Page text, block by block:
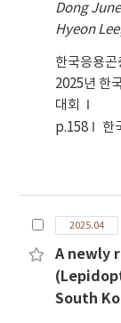
Dong
Hyeon Lee
한국응용곤
2025년 한
대회
p.158
한
2025.04
A newly
South